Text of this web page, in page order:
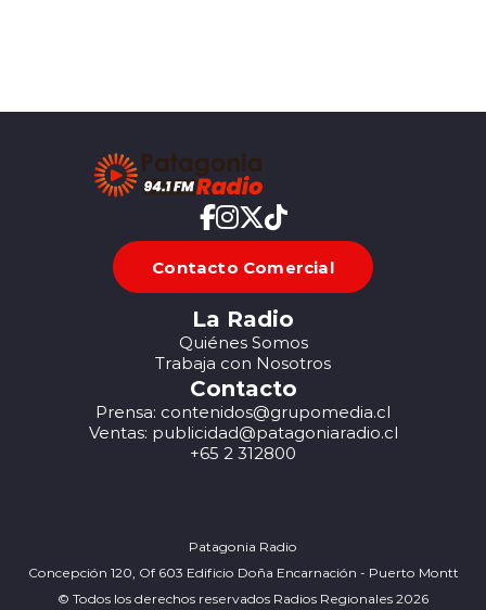
Contacto Comercial
La Radio
Quiénes Somos
Trabaja con Nosotros
Contacto
Prensa: contenidos@grupomedia.cl
Ventas: publicidad@patagoniaradio.cl
+65 2 312800
Patagonia Radio
Concepción 120, Of 603 Edificio Doña Encarnación - Puerto Montt
© Todos los derechos reservados Radios Regionales 2026